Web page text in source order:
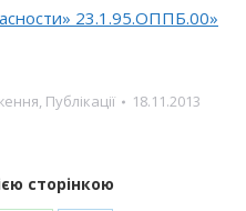
23.1.95.ОППБ.00»
, Публікації 18.11.2013
сторінкою